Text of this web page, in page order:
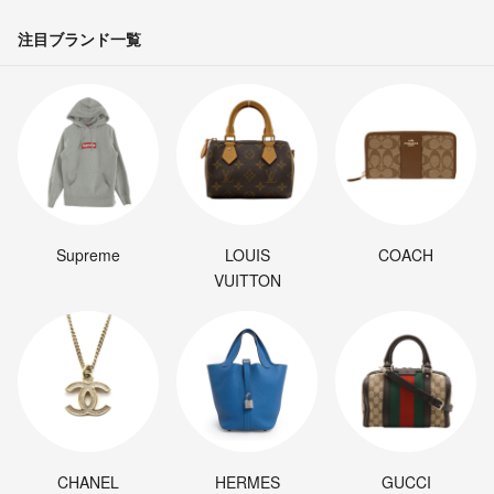
注目ブランド一覧
Supreme
LOUIS
VUITTON
COACH
CHANEL HERMES GUCCI